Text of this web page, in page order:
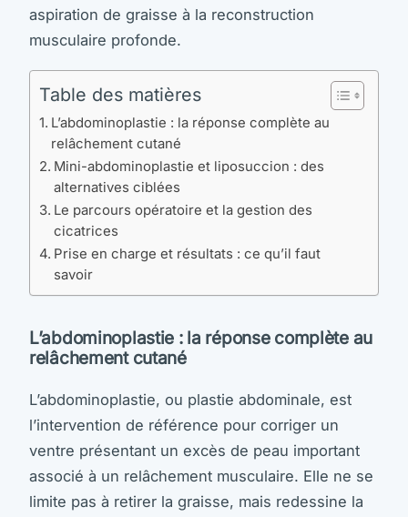
aspiration de graisse à la reconstruction
musculaire profonde.
Table des matières
L’abdominoplastie : la réponse complète au
relâchement cutané
Mini-abdominoplastie et liposuccion : des
alternatives ciblées
Le parcours opératoire et la gestion des
cicatrices
Prise en charge et résultats : ce qu’il faut
savoir
L’abdominoplastie : la réponse complète au
relâchement cutané
L’abdominoplastie, ou plastie abdominale, est
l’intervention de référence pour corriger un
ventre présentant un excès de peau important
associé à un relâchement musculaire. Elle ne se
limite pas à retirer la graisse, mais redessine la